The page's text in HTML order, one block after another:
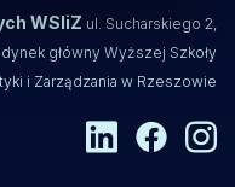
WSIiZ ul. Sucharskiego 2,
główny Wyższej Szkoły
i Zarządzania w Rzeszowie